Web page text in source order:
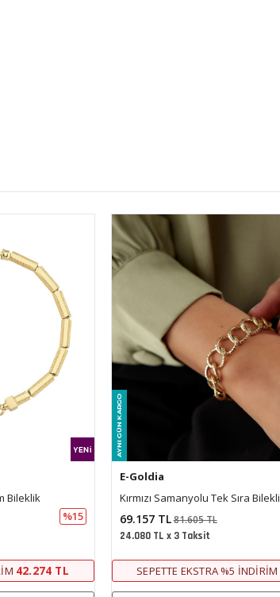
%15
65.010 TL
E-Goldia
İtalyan Oval Çizgi Tasarım Bileklik
21.502 TL25.372 TL
7.487 TL x 3 Taksit
SEPETTE EKSTRA %5 İNDIRIM